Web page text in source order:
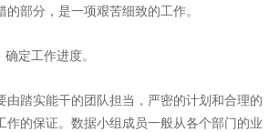
部分，是一项艰苦细致的工作。
定工作进度。
踏实能干的团队担当，严密的计划和合理的
作的保证。数据小组成员一般从各个部门的业